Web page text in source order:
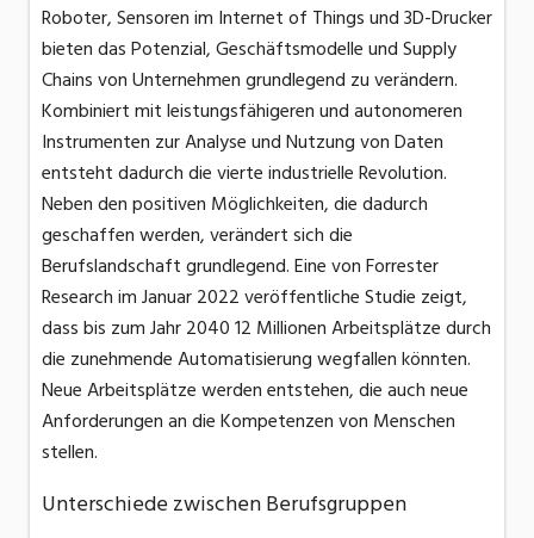
Roboter, Sensoren im Internet of Things und 3D-Drucker
bieten das Potenzial, Geschäftsmodelle und Supply
Chains von Unternehmen grundlegend zu verändern.
Kombiniert mit leistungsfähigeren und autonomeren
Instrumenten zur Analyse und Nutzung von Daten
entsteht dadurch die vierte industrielle Revolution.
Neben den positiven Möglichkeiten, die dadurch
geschaffen werden, verändert sich die
Berufslandschaft grundlegend. Eine von Forrester
Research im Januar 2022 veröffentliche Studie zeigt,
dass bis zum Jahr 2040 12 Millionen Arbeitsplätze durch
die zunehmende Automatisierung wegfallen könnten.
Neue Arbeitsplätze werden entstehen, die auch neue
Anforderungen an die Kompetenzen von Menschen
stellen.
Unterschiede zwischen Berufsgruppen